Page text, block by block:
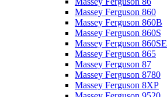
Massey Ferguson 860
Massey Ferguson 860B
Massey Ferguson 860S
Massey Ferguson 860SE
Massey Ferguson 865
Massey Ferguson 87
Massey Ferguson 8780
Massey Ferguson 8XP